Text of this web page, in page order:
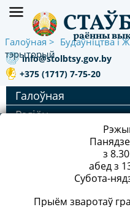
info@stolbtsy.gov.by
+375 (1717) 7-75-20
раённы
АДРАС: 222666, г.
з
абед з
Субота-
Прыём зваротаў
ТЕЛЕФОН/
Е-MAIL:
Галоўная Будаўніцтва і
тэрыторый
Галоўная
Рэгіён
Будаўніцтва і ЖКГ
жыллёва-